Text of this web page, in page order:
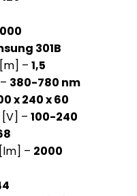
301B
– 1,5
380-780 nm
x 240 x 60
– 100-240
– 2000